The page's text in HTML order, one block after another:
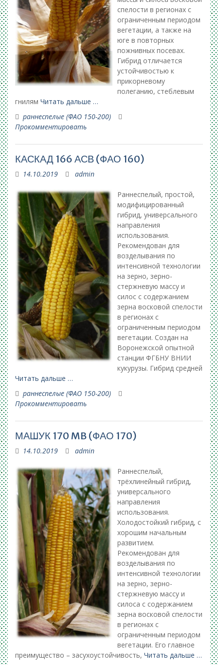
спелости в регионах с
ограниченным периодом
вегетации, а также на
юге в повторных
пожнивных посевах.
Гибрид отличается
устойчивостью к
прикорневому
полеганию, стеблевым
гнилям Читать дальше …
раннеспелые (ФАО 150-200)
Прокомментировать
КАСКАД 166 АСВ (ФАО 160)
14.10.2019 admin
Раннеспелый, простой,
модифицированный
гибрид, универсального
направления
использования.
Рекомендован для
возделывания по
интенсивной технологии
на зерно, зерно-
стержневую массу и
силос с содержанием
зерна восковой спелости
в регионах с
ограниченным периодом
вегетации. Создан на
Воронежской опытной
станции ФГБНУ ВНИИ
кукурузы. Гибрид средней
Читать дальше …
раннеспелые (ФАО 150-200)
Прокомментировать
МАШУК 170 MB (ФАО 170)
14.10.2019 admin
Раннеспелый,
трёхлинейный гибрид,
универсального
направления
использова­ния.
Холодостойкий гибрид, с
хорошим начальным
развитием.
Рекомендован для
возделывания по
интенсивной технологии
на зерно, зерно-
стержневую массу и
силоса с содержанием
зерна восковой спелости
в регионах с
ограниченным периодом
вегетации. Его главное
преимущество – засухоустойчивость, Читать дальше …